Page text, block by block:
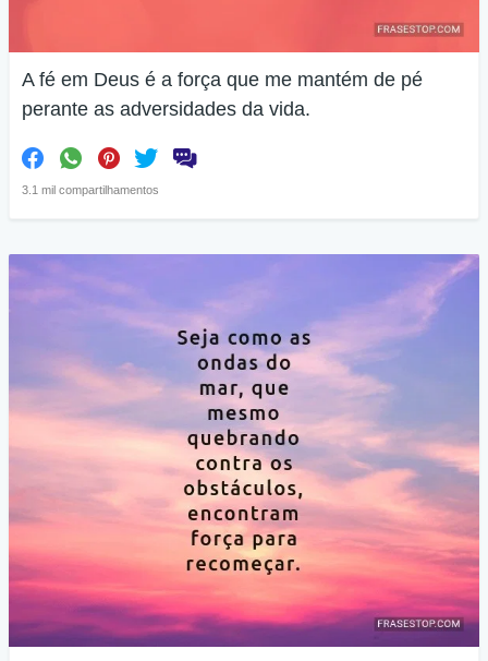
A fé em Deus é a força que me mantém de pé
perante as adversidades da vida.
3.1 mil compartilhamentos